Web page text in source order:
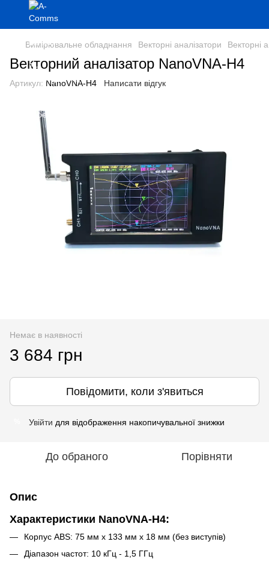
Вимірювальне обладнання Векторні аналізатори Векторні
Векторний аналізатор NanoVNA-H4
Артикул: NanoVNA-H4 Написати відгук
Немає в наявності
3 684 грн
Повідомити, коли з'явиться
Увійти для відображення накопичувальної знижки
До обраного Порівняти
Опис
Характеристики NanoVNA-H4:
Корпус ABS: 75 мм х 133 мм х 18 мм (без виступів)
Діапазон частот: 10 кГц - 1,5 ГГц